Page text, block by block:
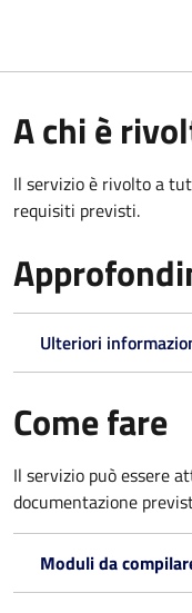
A chi è
Il servizio è rivolto a
requisiti previsti.
Ulteriori
Come fare
Il servizio può essere
documentazione
Moduli da